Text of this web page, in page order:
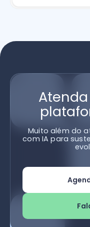
Muito além do
com IA para